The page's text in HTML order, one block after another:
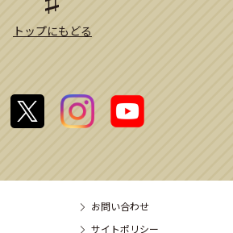
トップにもどる
お問い合わせ
サイトポリシー